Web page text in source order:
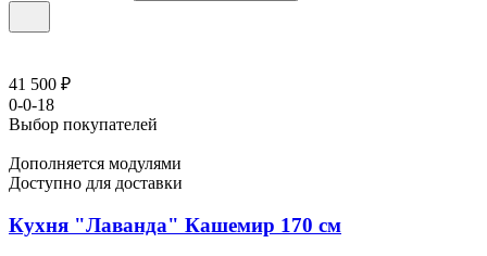
41 500 ₽
0-0-18
Выбор покупателей
Дополняется модулями
Доступно для доставки
Кухня "Лаванда" Кашемир 170 см